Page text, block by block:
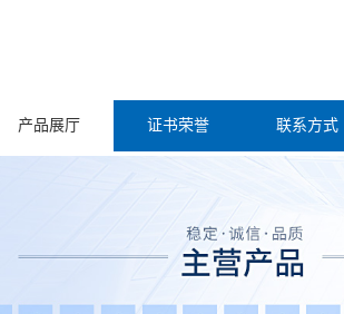
产品展厅 证书荣誉 联系方式